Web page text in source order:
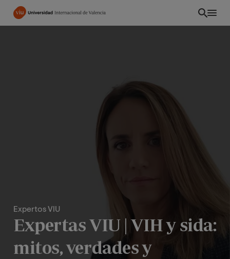
Pasar
Expertos VIU
Expertas VIU | VIH y sida:
mitos, verdades y